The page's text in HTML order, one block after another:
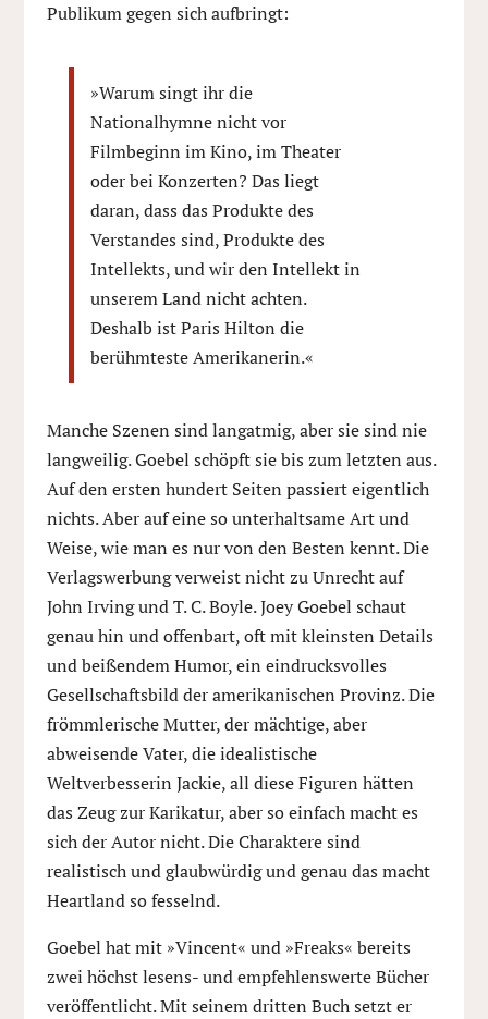
Publikum gegen sich aufbringt:
»Warum singt ihr die
Nationalhymne nicht vor
Filmbeginn im Kino, im Theater
oder bei Konzerten? Das liegt
daran, dass das Produkte des
Verstandes sind, Produkte des
Intellekts, und wir den Intellekt in
unserem Land nicht achten.
Deshalb ist Paris Hilton die
berühmteste Amerikanerin.«
Manche Szenen sind langatmig, aber sie sind nie
langweilig. Goebel schöpft sie bis zum letzten aus.
Auf den ersten hundert Seiten passiert eigentlich
nichts. Aber auf eine so unterhaltsame Art und
Weise, wie man es nur von den Besten kennt. Die
Verlagswerbung verweist nicht zu Unrecht auf
John Irving und T. C. Boyle. Joey Goebel schaut
genau hin und offenbart, oft mit kleinsten Details
und beißendem Humor, ein eindrucksvolles
Gesellschaftsbild der amerikanischen Provinz. Die
frömmlerische Mutter, der mächtige, aber
abweisende Vater, die idealistische
Weltverbesserin Jackie, all diese Figuren hätten
das Zeug zur Karikatur, aber so einfach macht es
sich der Autor nicht. Die Charaktere sind
realistisch und glaubwürdig und genau das macht
Heartland so fesselnd.
Goebel hat mit »Vincent« und »Freaks« bereits
zwei höchst lesens- und empfehlenswerte Bücher
veröffentlicht. Mit seinem dritten Buch setzt er